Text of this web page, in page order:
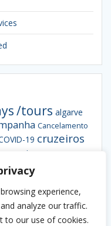
experience,
analyze our traffic.
to our use of cookies.
/tours algarve
Cancelamento
19 cruzeiros
Exclusiva
informação
pacotes
Smycruises
venda